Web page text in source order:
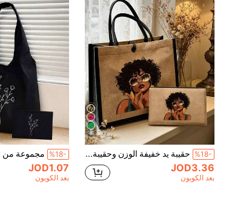
8
%18- حقيبة يد خفيفة الوزن وحقيبة مستحضرات تجميل مطابقة - قماش مقاوم للماء وسهل التنظيف، تصميم متعدد الجيوب، مناسب للتسوق والسفر والشاطئ وهدية عيد المعلم، حقيبة يد نسائية من الكتان بسعة كبيرة. هذه الحقيبة اليدوية المحمولة ذات التصميم المبتكر والسعة الكبيرة هي حقيبة تسوق مثالية
JOD3.36
بعد الكوبون
%18-
JOD1.07
بعد الكوبون